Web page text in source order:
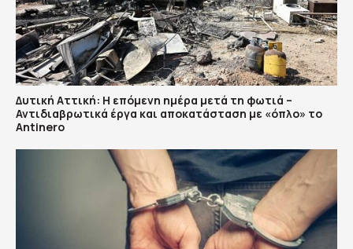
Δυτική Αττική: Η επόμενη ημέρα μετά τη φωτιά –
Αντιδιαβρωτικά έργα και αποκατάσταση με «όπλο» το
Antinero